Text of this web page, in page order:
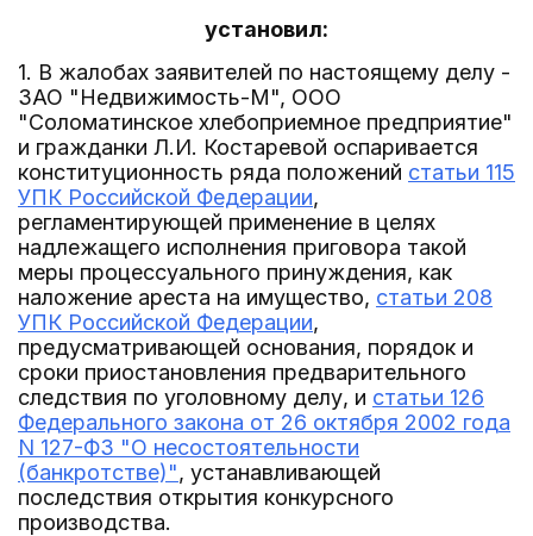
установил:
1. В жалобах заявителей по настоящему делу -
ЗАО "Недвижимость-М", ООО
"Соломатинское хлебоприемное предприятие"
и гражданки Л.И. Костаревой оспаривается
конституционность ряда положений статьи 115
УПК Российской Федерации,
регламентирующей применение в целях
надлежащего исполнения приговора такой
меры процессуального принуждения, как
наложение ареста на имущество, статьи 208
УПК Российской Федерации,
предусматривающей основания, порядок и
сроки приостановления предварительного
следствия по уголовному делу, и статьи 126
Федерального закона от 26 октября 2002 года
N 127-ФЗ "О несостоятельности
(банкротстве)", устанавливающей
последствия открытия конкурсного
производства.